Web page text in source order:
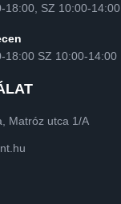
18:00, SZ 10:00-14:00
18:00 SZ 10:00-14:00
Matróz utca 1/A